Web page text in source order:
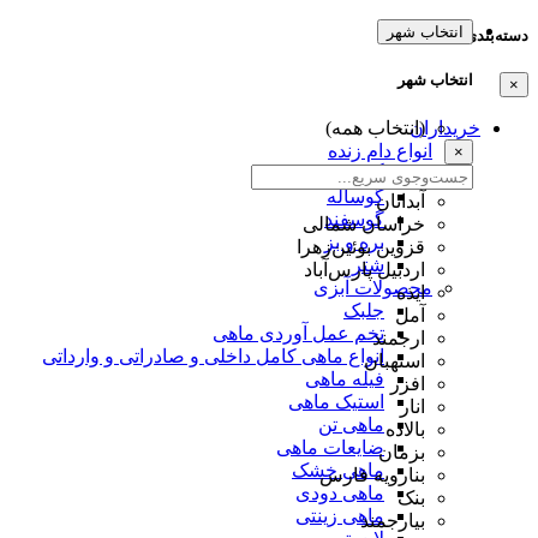
دسته‌بندی‌ها
×
خریداران
انواع دام زنده
گاو
گوساله
گوسفند
بره و بز
شتر
محصولات آبزی
جلبک
تخم عمل آوردی ماهی
انواع ماهی کامل داخلی و صادراتی و وارداتی
فیله ماهی
استیک ماهی
ماهی تن
ضایعات ماهی
ماهی خشک
ماهی دودی
ماهی زینتی
انتخاب شهر
انتخاب شهر
(انتخاب همه)
×
آبدانان
خراسان شمالی
قزوین بوئین‌زهرا
اردبیل پارس‌آباد
ایذه
آمل
ارجمند
استهبان
افزر
انار
بالاده
بزمان
بنارویه فارس
بنک
بیارجمند